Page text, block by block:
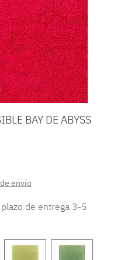
BAY DE ABYSS
envío
de entrega 3-5